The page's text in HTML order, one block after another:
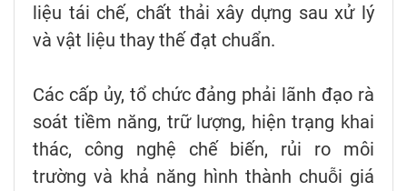
liệu tái chế, chất thải xây dựng sau xử lý
và vật liệu thay thế đạt chuẩn.
Các cấp ủy, tổ chức đảng phải lãnh đạo rà
soát tiềm năng, trữ lượng, hiện trạng khai
thác, công nghệ chế biến, rủi ro môi
trường và khả năng hình thành chuỗi giá